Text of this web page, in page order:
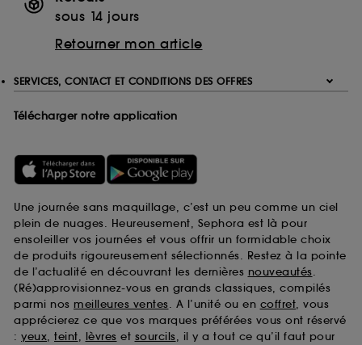
sous 14 jours
Retourner mon article
SERVICES, CONTACT ET CONDITIONS DES OFFRES
Télécharger notre application
Une journée sans maquillage, c’est un peu comme un ciel
plein de nuages. Heureusement, Sephora est là pour
ensoleiller vos journées et vous offrir un formidable choix
de produits rigoureusement sélectionnés. Restez à la pointe
de l’actualité en découvrant les dernières nouveautés.
(Ré)approvisionnez-vous en grands classiques, compilés
parmi nos meilleures ventes. A l’unité ou en coffret, vous
apprécierez ce que vos marques préférées vous ont réservé
: yeux, teint, lèvres et sourcils, il y a tout ce qu’il faut pour